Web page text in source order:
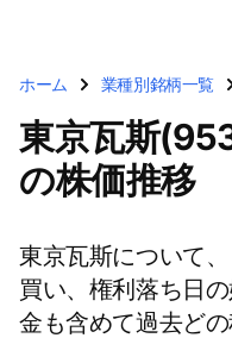
ホーム 業種別銘柄一覧
東京瓦斯
の株価推移
東京瓦斯について
買い、権利落ち日
金も含めて過去ど